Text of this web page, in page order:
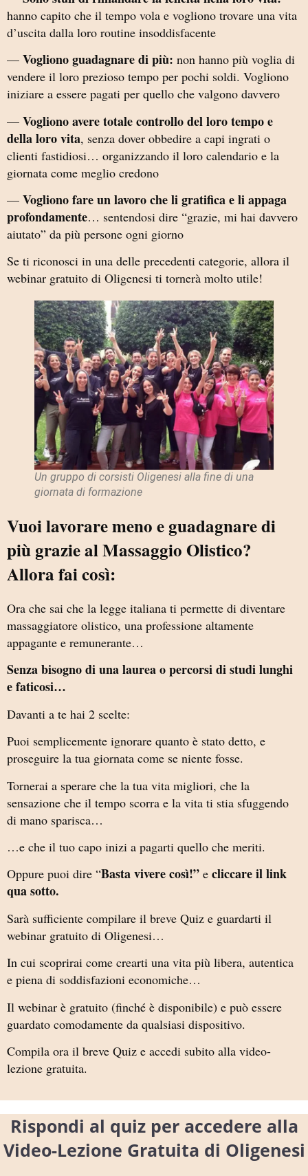
hanno capito che il tempo vola e vogliono trovare una vita
d’uscita dalla loro routine insoddisfacente
— Vogliono guadagnare di più: non hanno più voglia di
vendere il loro prezioso tempo per pochi soldi. Vogliono
iniziare a essere pagati per quello che valgono davvero
— Vogliono avere totale controllo del loro tempo e
della loro vita, senza dover obbedire a capi ingrati o
clienti fastidiosi… organizzando il loro calendario e la
giornata come meglio credono
— Vogliono fare un lavoro che li gratifica e li appaga
profondamente… sentendosi dire “grazie, mi hai davvero
aiutato” da più persone ogni giorno
Se ti riconosci in una delle precedenti categorie, allora il
webinar gratuito di Oligenesi ti tornerà molto utile!
Un gruppo di corsisti Oligenesi alla fine di una
giornata di formazione
Vuoi lavorare meno e guadagnare di
più grazie al Massaggio Olistico?
Allora fai così:
Ora che sai che la legge italiana ti permette di diventare
massaggiatore olistico, una professione altamente
appagante e remunerante…
Senza bisogno di una laurea o percorsi di studi lunghi
e faticosi…
Davanti a te hai 2 scelte:
Puoi semplicemente ignorare quanto è stato detto, e
proseguire la tua giornata come se niente fosse.
Tornerai a sperare che la tua vita migliori, che la
sensazione che il tempo scorra e la vita ti stia sfuggendo
di mano sparisca…
…e che il tuo capo inizi a pagarti quello che meriti.
Oppure puoi dire “Basta vivere così!” e cliccare il link
qua sotto.
Sarà sufficiente compilare il breve Quiz e guardarti il
webinar gratuito di Oligenesi…
In cui scoprirai come crearti una vita più libera, autentica
e piena di soddisfazioni economiche…
Il webinar è gratuito (finché è disponibile) e può essere
guardato comodamente da qualsiasi dispositivo.
Compila ora il breve Quiz e accedi subito alla video-
lezione gratuita.
Rispondi al quiz per accedere alla
Video-Lezione Gratuita di Oligenesi